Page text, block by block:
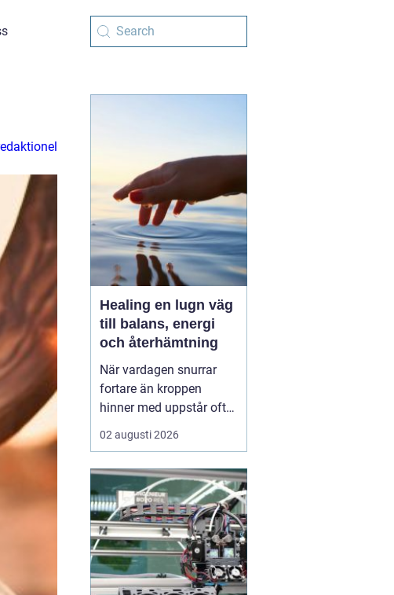
Healing en lugn väg
till balans, energi
och återhämtning
När vardagen snurrar
fortare än kroppen
hinner med uppstår ofta
spänningar, oro och
trötthet som inte går att
Många börjar då söka
efter metoder som kan
skapa lugn på djupet,
inte bara i tankarna utan
också i kroppen. I den
sökn...
02 augusti 2026